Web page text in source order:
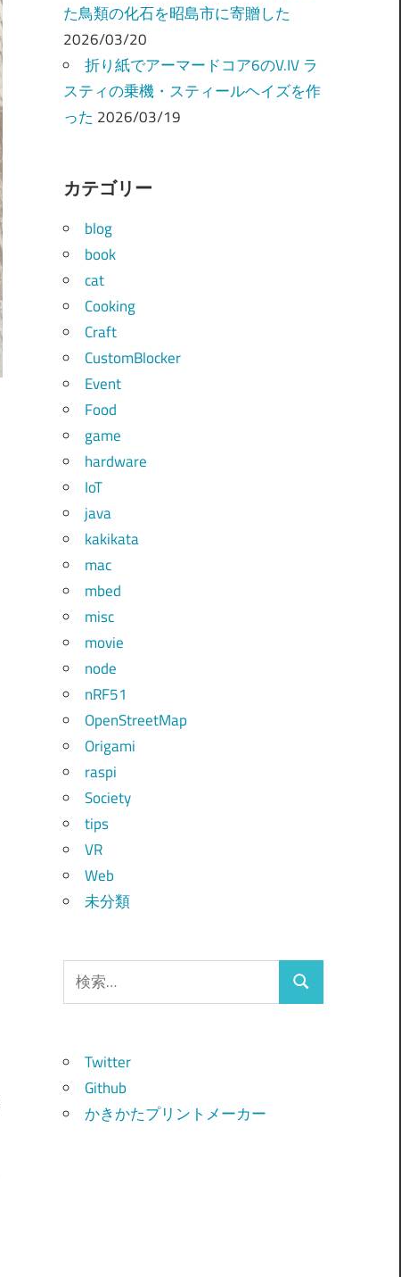
た鳥類の化石を昭島市に寄贈した
2026/03/20
折り紙でアーマードコア6のV.IV ラ
スティの乗機・スティールヘイズを作
った 2026/03/19
カテゴリー
blog
book
cat
Cooking
Craft
CustomBlocker
Event
Food
game
hardware
IoT
java
kakikata
mac
mbed
misc
movie
node
nRF51
OpenStreetMap
Origami
raspi
Society
tips
VR
Web
未分類
索:
検
Twitter
Github
かきかたプリントメーカー